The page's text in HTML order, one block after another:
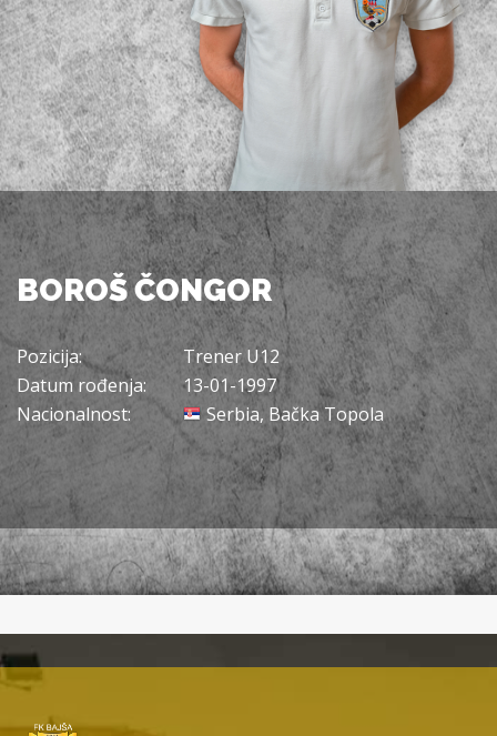
BOROŠ ČONGOR
Pozicija:
Trener U12
Datum rođenja:
13-01-1997
Nacionalnost:
Serbia, Bačka Topola